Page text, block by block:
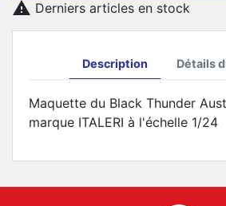
 Derniers articles en stock
Description Détails
Maquette du Black Thunder
marque ITALERI à l'échelle 1/24